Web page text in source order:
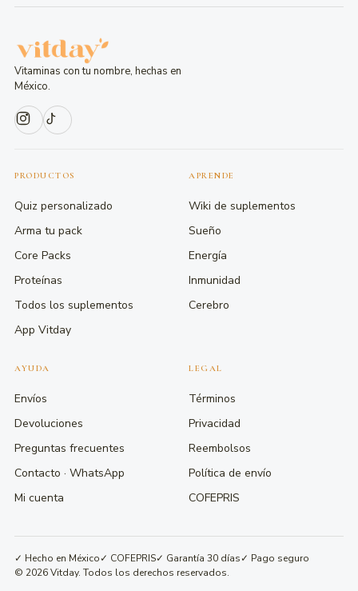
Vitaminas con tu nombre, hechas en
México.
PRODUCTOS
Quiz personalizado
Arma tu pack
Core Packs
Proteínas
Todos los suplementos
App Vitday
APRENDE
Wiki de suplementos
Sueño
Energía
Inmunidad
Cerebro
AYUDA
Envíos
Devoluciones
Preguntas frecuentes
Contacto · WhatsApp
Mi cuenta
LEGAL
Términos
Privacidad
Reembolsos
Política de envío
COFEPRIS
✓ Hecho en México✓ COFEPRIS✓ Garantía 30 días✓ Pago seguro
© 2026 Vitday. Todos los derechos reservados.